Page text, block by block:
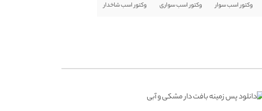
وکتور اسب سوار وکتور اسب سواری وکتور اسب شاخدار